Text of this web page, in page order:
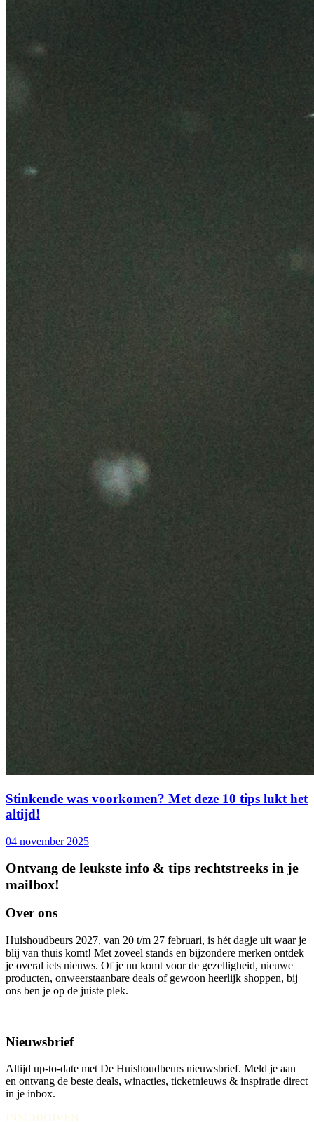
Stinkende was voorkomen? Met deze 10 tips lukt het
altijd!
04 november 2025
Ontvang de leukste info & tips rechtstreeks in je
mailbox!
Over ons
Huishoudbeurs 2027, van 20 t/m 27 februari, is hét dagje uit waar je
blij van thuis komt! Met zoveel stands en bijzondere merken ontdek
je overal iets nieuws. Of je nu komt voor de gezelligheid, nieuwe
producten, onweerstaanbare deals of gewoon heerlijk shoppen, bij
ons ben je op de juiste plek.
Nieuwsbrief
Altijd up-to-date met De Huishoudbeurs nieuwsbrief. Meld je aan
en ontvang de beste deals, winacties, ticketnieuws & inspiratie direct
in je inbox.
INSCHRIJVEN